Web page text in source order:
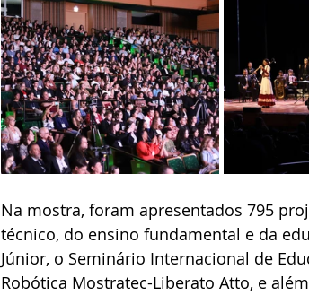
Na mostra, foram apresentados 795
técnico, do ensino fundamental e da
Júnior, o Seminário Internacional de
Robótica Mostratec-Liberato Atto, e